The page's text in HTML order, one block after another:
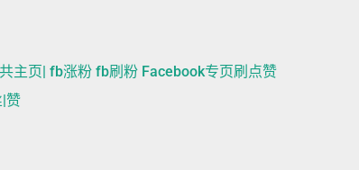
主页| fb涨粉 fb刷粉 Facebook专页刷点赞
赞